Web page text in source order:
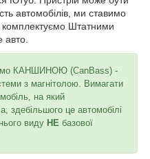
автомобілів, ми ставимо
комплектуємо Штатними
авто.
КАНШИНОЮ (CanBass) -
з магнітолою. Вимагати
на який
здебільшого це автомобілі
виду НЕ базової